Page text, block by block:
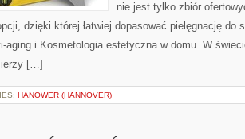
nie jest tylko zbiór
dzięki której łatwiej dopasować pielęgnację do
aging i Kosmetologia estetyczna w domu. W
[…]
HANOWER (HANNOVER)